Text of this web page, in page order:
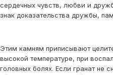
сердечных чувств, любви и
знак доказательства дружбы,
Этим камням приписывают
высокой температуре, при
головных болях. Если гранат не